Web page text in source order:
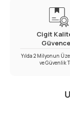
Cigit
Yılda 2 Milyonun
ve Güvenlik